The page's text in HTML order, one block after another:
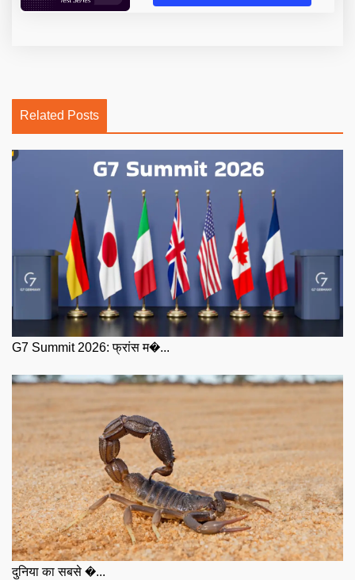
Related Posts
G7 Summit 2026: फ्रांस म�...
दुनिया का सबसे �...